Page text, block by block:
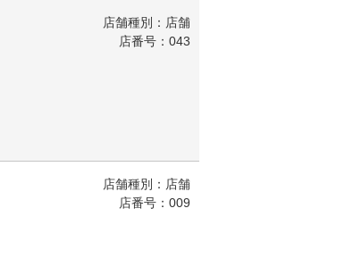
店舗種別：店舗
店番号：043
店舗種別：店舗
店番号：009